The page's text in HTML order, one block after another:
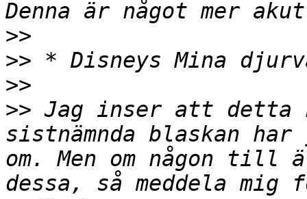
>>
>>
>>
>> Jag inser att detta
sistnämnda blaskan
om. Men om någon till
dessa, så meddela mig